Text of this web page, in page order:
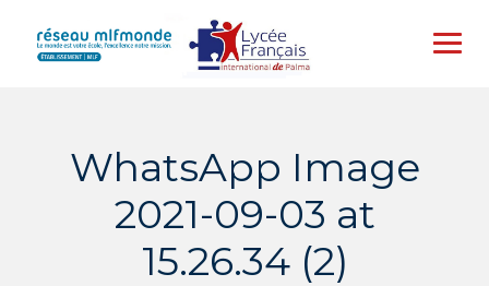
content
WhatsApp Image
2021-09-03 at
15.26.34 (2)